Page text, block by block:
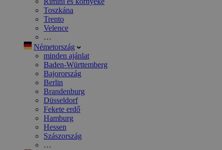
Toszkána
Trento
Velence
…
Németország
minden ajánlat
Baden-Württemberg
Bajorország
Berlin
Brandenburg
Düsseldorf
Fekete erdő
Hamburg
Hessen
Szászország
…